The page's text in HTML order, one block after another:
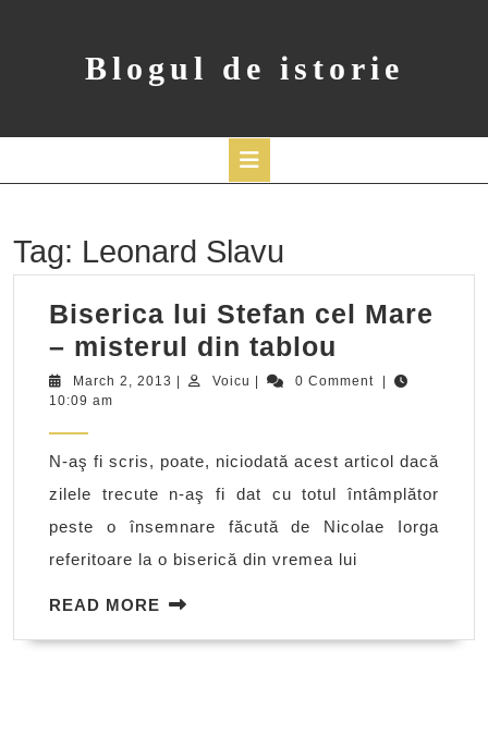
Blogul de istorie
Tag: Leonard Slavu
Biserica lui Stefan cel Mare
– misterul din tablou
lui
Mare
–
misterul
din
March 2, 2013 MarchVoicu Voicu 0 Comment
10:09 am
N-aş fi scris, poate, niciodată acest articol dacă
zilele trecute n-aş fi dat cu totul întâmplător
peste o însemnare făcută de Nicolae Iorga
referitoare la o biserică din vremea lui
READ MORE READ